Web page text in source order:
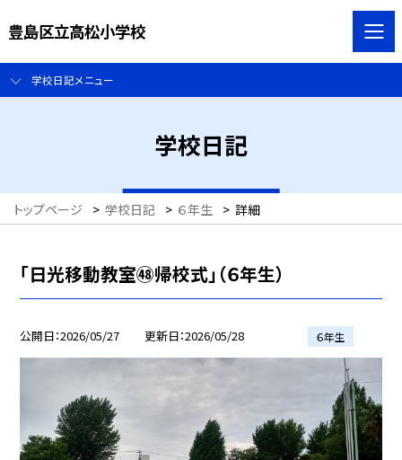
豊島区立高松小学校
学校日記メニュー
学校日記
トップページ > 学校日記 > ６年生 > 詳細
「日光移動教室㊽帰校式」（６年生）
公開日 2026/05/27 更新日 2026/05/28 ６年生